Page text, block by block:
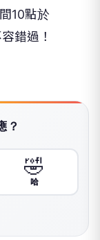
10點於
錯過！
？
🤣
哈